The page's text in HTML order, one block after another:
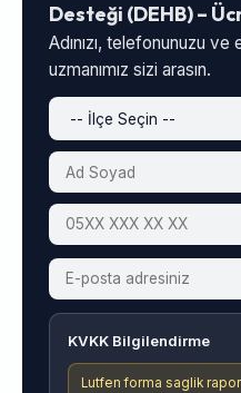
Desteği (DEHB) –
Adınızı, telefonunuzu ve
uzmanımız sizi arasın.
KVKK Bilgilendirme
Lutfen forma saglik